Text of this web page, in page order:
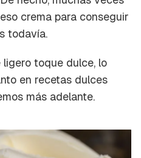
crema para conseguir
todavía.
ligero toque dulce, lo
en recetas dulces
más adelante.